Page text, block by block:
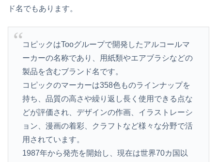
ド名でもあります。
コピックはTooグループで開発したアルコールマ
ーカーの名称であり、用紙類やエアブラシなどの
製品を含むブランド名です。
コピックのマーカーは358色ものラインナップを
持ち、品質の高さや繰り返し長く使用できる点な
どが評価され、デザインの作画、イラストレーシ
ョン、漫画の着彩、クラフトなど様々な分野で活
用されています。
1987年から発売を開始し、現在は世界70カ国以